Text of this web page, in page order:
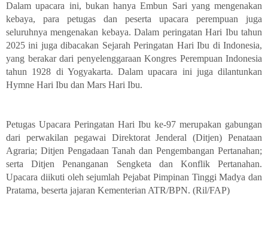
Dalam upacara ini, bukan hanya Embun Sari yang mengenakan
kebaya, para petugas dan peserta upacara perempuan juga
seluruhnya mengenakan kebaya. Dalam peringatan Hari Ibu tahun
2025 ini juga dibacakan Sejarah Peringatan Hari Ibu di Indonesia,
yang berakar dari penyelenggaraan Kongres Perempuan Indonesia
tahun 1928 di Yogyakarta. Dalam upacara ini juga dilantunkan
Hymne Hari Ibu dan Mars Hari Ibu.
Petugas Upacara Peringatan Hari Ibu ke-97 merupakan gabungan
dari perwakilan pegawai Direktorat Jenderal (Ditjen) Penataan
Agraria; Ditjen Pengadaan Tanah dan Pengembangan Pertanahan;
serta Ditjen Penanganan Sengketa dan Konflik Pertanahan.
Upacara diikuti oleh sejumlah Pejabat Pimpinan Tinggi Madya dan
Pratama, beserta jajaran Kementerian ATR/BPN. (Ril/FAP)